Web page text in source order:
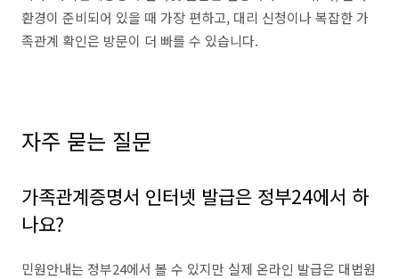
환경이 준비되어 있을 때 가장 편하고, 대리 신청이나 복잡한 가
족관계 확인은 방문이 더 빠를 수 있습니다.
자주 묻는 질문
가족관계증명서 인터넷 발급은 정부24에서 하
나요?
민원안내는 정부24에서 볼 수 있지만 실제 온라인 발급은 대법원